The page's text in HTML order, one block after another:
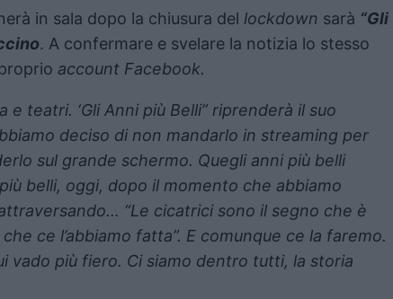
in sala dopo la chiusura del lockdown sarà “Gli
. A confermare e svelare la notizia lo stesso
account Facebook.
e teatri. ‘Gli Anni più Belli” riprenderà il suo
deciso di non mandarlo in streaming per
sul grande schermo. Quegli anni più belli
belli, oggi, dopo il momento che abbiamo
“Le cicatrici sono il segno che è
ce l’abbiamo fatta”. E comunque ce la faremo.
vado più fiero. Ci siamo dentro tutti, la storia